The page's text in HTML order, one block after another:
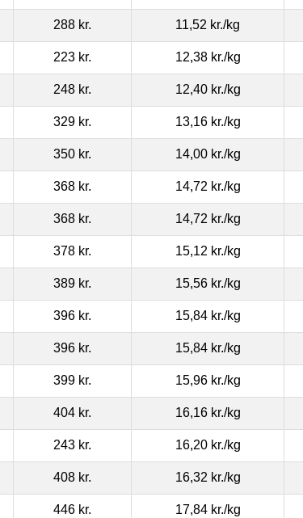
288 kr. 11,52 kr./kg
223 kr. 12,38 kr./kg
248 kr. 12,40 kr./kg
329 kr. 13,16 kr./kg
350 kr. 14,00 kr./kg
368 kr. 14,72 kr./kg
368 kr. 14,72 kr./kg
378 kr. 15,12 kr./kg
389 kr. 15,56 kr./kg
396 kr. 15,84 kr./kg
396 kr. 15,84 kr./kg
399 kr. 15,96 kr./kg
404 kr. 16,16 kr./kg
243 kr. 16,20 kr./kg
408 kr. 16,32 kr./kg
446 kr. 17,84 kr./kg